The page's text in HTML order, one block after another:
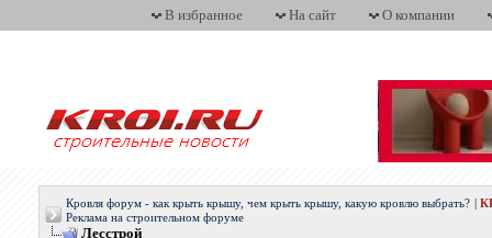
В избранное На сайт О компании
Кровля форум - как крыть крышу, чем крыть крышу, какую кровлю выбрать?
Реклама на строительном форуме
Лесстрой